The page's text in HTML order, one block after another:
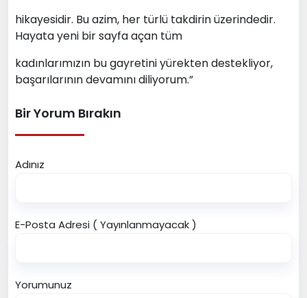
hikayesidir. Bu azim, her türlü takdirin üzerindedir.
Hayata yeni bir sayfa açan tüm
kadınlarımızın bu gayretini yürekten destekliyor,
başarılarının devamını diliyorum.”
Bir Yorum Bırakın
Adınız
E-Posta Adresi ( Yayınlanmayacak )
Yorumunuz